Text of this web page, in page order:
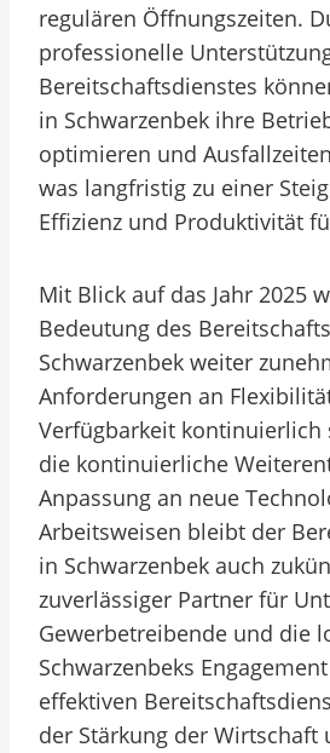
regulären Öffnungszeiten.
professionelle
Bereitschaftsdienstes
in Schwarzenbek ihre
optimieren und
was langfristig zu einer
Effizienz und Produktivität
Mit Blick auf das Jahr 2025
Bedeutung des
Schwarzenbek weiter
Anforderungen an
Verfügbarkeit kontinuierlich
die kontinuierliche
Anpassung an neue
Arbeitsweisen bleibt der
in Schwarzenbek auch
zuverlässiger Partner für
Gewerbetreibende und die
Schwarzenbeks
effektiven
der Stärkung der Wirtschaft